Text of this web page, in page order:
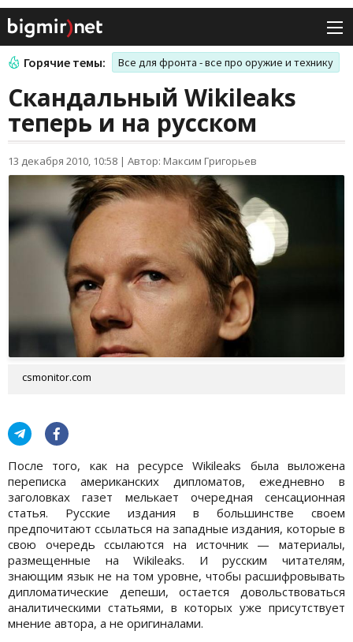
Горячие темы: Все для фронта - все про оружие и технику
Скандальный Wikileaks
теперь и на русском
13 декабря 2010, 10:58 | Автор: Максим Григорьев
csmonitor.com
После того, как на ресурсе Wikileaks была выложена
переписка американских дипломатов, ежедневно в
заголовках газет мелькает очередная сенсационная
статья. Русские издания в большинстве своем
предпочитают ссылаться на западные издания, которые в
свою очередь ссылаются на источник — материалы,
размещенные на Wikileaks. И русским читателям,
знающим язык не на том уровне, чтобы расшифровывать
дипломатические депеши, остается довольствоваться
аналитическими статьями, в которых уже присутствует
мнение автора, а не оригиналами.